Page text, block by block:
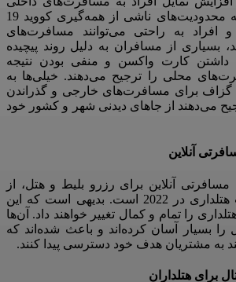
است. علی‌رغم این ‌که محدودیت‌های ناشی از همه‌گیری کووید 19
افراد به‌ راحتی می‌توانند مسافرت‌های
بسیاری از مسافران به‌ دلیل روند پیچیده
داشتن کارت واکسن و منفی‌ بودن نتیجه
محلی را ترجیح می‌دهند. خیلی‌ها به‌
برای مسافرت‌های خارجی و گذراندن
می‌دهند از جاهای دیدنی شهر و کشور خود
مسافرتی آنلاین برای رزرو بلیط و هتل، از
دیگر ترند های صنعت هتلداری در 2022 است. بدیهی ا‌ست که این
را تمام و کمال تغییر خواهند داد. آن‌ها
را بسیار آسان کرده‌اند و باعث شده‌اند که
به مشتریان هدف خود دسترسی پیدا کنند.